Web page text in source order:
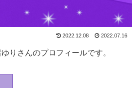
2022.12.08 2022.07.16
りさんのプロフィールです。